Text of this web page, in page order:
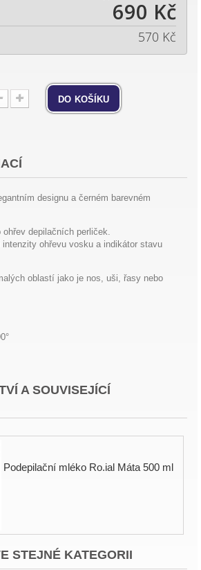
690 Kč
570 Kč
do košíku
designu a černém barevném
depilačních perliček.
ohřevu vosku a indikátor stavu
oblastí jako je nos, uši, řasy nebo
A SOUVISEJÍCÍ
Podepilační mléko Ro.ial Máta 500 ml
STEJNÉ KATEGORII